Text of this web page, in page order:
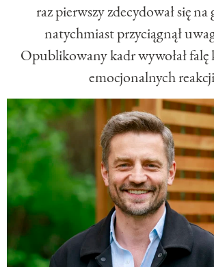
raz pierwszy zdecydował się
natychmiast przyciągnął
Opublikowany kadr wywołał
emocjonalnych